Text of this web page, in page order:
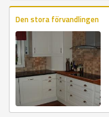
Den stora förvandlingen